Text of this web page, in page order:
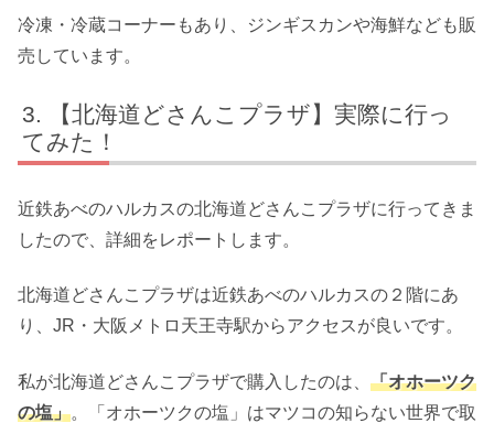
冷凍・冷蔵コーナーもあり、ジンギスカンや海鮮なども販
売しています。
【北海道どさんこプラザ】実際に行っ
てみた！
近鉄あべのハルカスの北海道どさんこプラザに行ってきま
したので、詳細をレポートします。
北海道どさんこプラザは近鉄あべのハルカスの２階にあ
り、JR・大阪メトロ天王寺駅からアクセスが良いです。
私が北海道どさんこプラザで購入したのは、 「オホーツク
の塩」。「オホーツクの塩」はマツコの知らない世界で取